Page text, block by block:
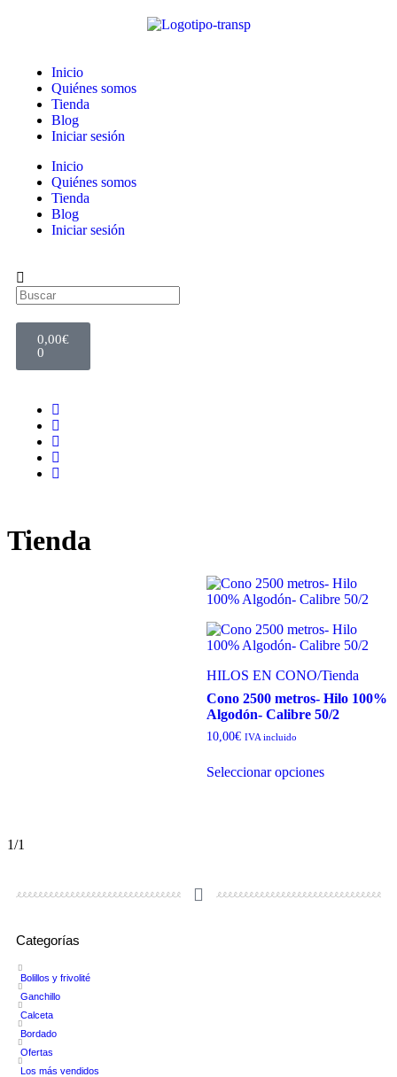
Inicio
Quiénes somos
Tienda
Blog
Iniciar sesión
Inicio
Quiénes somos
Tienda
Blog
Iniciar sesión
0,00€
0
Tienda
HILOS EN CONO/Tienda
Cono 2500 metros- Hilo 100%
Algodón- Calibre 50/2
10,00€ IVA incluido
Seleccionar opciones
1/1
Categorías
Bolillos y frivolité
Ganchillo
Calceta
Bordado
Ofertas
Los más vendidos